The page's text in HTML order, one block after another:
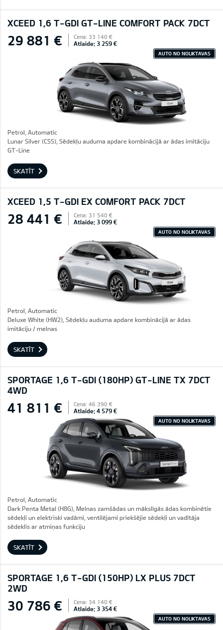
XCEED 1,6 T-GDI GT-LINE COMFORT PACK 7DCT
29 881 € Cena: 33 140 €
Atlaide: 3 259 €
AUTO NO NOLIKTAVAS
Petrol, Automatic
Lunar Silver (CSS), Sēdekļu auduma apdare kombinācijā ar ādas imitāciju
GT-Line
SKATĪT
XCEED 1,5 T-GDI EX COMFORT PACK 7DCT
28 441 € Cena: 31 540 €
Atlaide: 3 099 €
AUTO NO NOLIKTAVAS
Petrol, Automatic
Deluxe White (HW2), Sēdekļu auduma apdare kombinācijā ar ādas
imitāciju / melnas
SKATĪT
SPORTAGE 1,6 T-GDI (180HP) GT-LINE TX 7DCT
4WD
41 811 € Cena: 46 390 €
Atlaide: 4 579 €
AUTO NO NOLIKTAVAS
Petrol, Automatic
Dark Penta Metal (H8G), Melnas zamšādas un mākslīgās ādas kombinētie
sēdekļi un elektriski vadāmi, ventilējami priekšējie sēdekļi un vadītāja
sēdeklis ar atmiņas funkciju
SKATĪT
SPORTAGE 1,6 T-GDI (150HP) LX PLUS 7DCT
2WD
30 786 € Cena: 34 140 €
Atlaide: 3 354 €
AUTO NO NOLIKTAVAS